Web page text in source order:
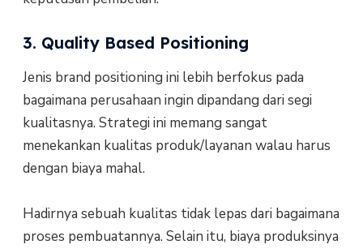
3. Quality Based Positioning
Jenis brand positioning ini lebih berfokus pada
bagaimana perusahaan ingin dipandang dari segi
kualitasnya. Strategi ini memang sangat
menekankan kualitas produk/layanan walau harus
dengan biaya mahal.
Hadirnya sebuah kualitas tidak lepas dari bagaimana
proses pembuatannya. Selain itu, biaya produksinya